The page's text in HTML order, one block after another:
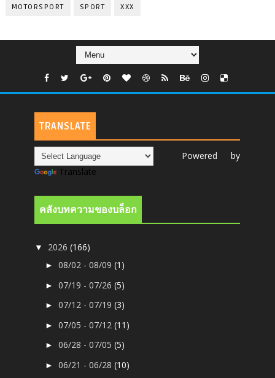
MOTORSPORT SPORT XXX
TRANSLATE
Powered by
Translate
คลังบทความของบล็อก
▼ 2026(166)
►08/02 - 08/09(1)
►07/19 - 07/26(5)
►07/12 - 07/19(3)
►07/05 - 07/12(11)
►06/28 - 07/05(5)
►06/21 - 06/28(10)